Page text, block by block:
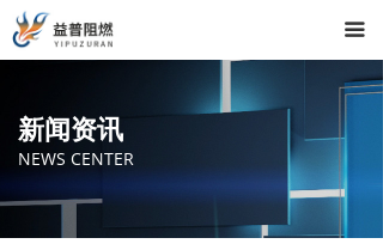
끀
新闻资讯
NEWS CENTER